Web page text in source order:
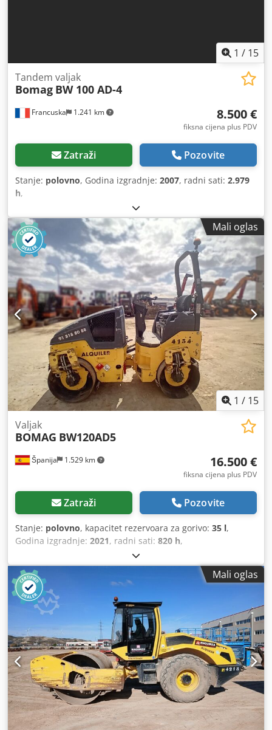
1 / 15
Francuska 1.241 km
Tandem valjak
Bomag BW 100 AD-4
8.500 €
fiksna cijena plus PDV
Zatraži Pozovite
Stanje: polovno, Godina izgradnje: 2007, radni sati: 2.979
h,
Mali oglas
1 / 15
Španija 1.529 km
Valjak
BOMAG BW120AD5
16.500 €
fiksna cijena plus PDV
Zatraži Pozovite
Stanje: polovno, kapacitet rezervoara za gorivo: 35 l,
Godina izgradnje: 2021, radni sati: 820 h,
Mali oglas